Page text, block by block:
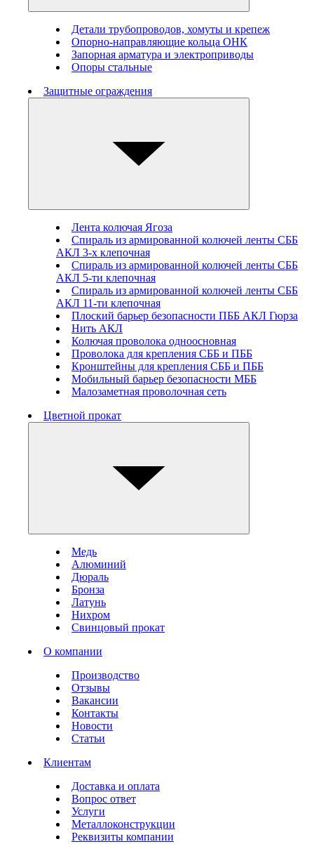
Детали трубопроводов, хомуты и крепеж
Опорно-направляющие кольца ОНК
Запорная арматура и электроприводы
Опоры стальные
Защитные ограждения
Лента колючая Ягоза
Спираль из армированной колючей ленты СББ
АКЛ 3-х клепочная
Спираль из армированной колючей ленты СББ
АКЛ 5-ти клепочная
Спираль из армированной колючей ленты СББ
АКЛ 11-ти клепочная
Плоский барьер безопасности ПББ АКЛ Гюрза
Нить АКЛ
Колючая проволока одноосновная
Проволока для крепления СББ и ПББ
Кронштейны для крепления СББ и ПББ
Мобильный барьер безопасности МББ
Малозаметная проволочная сеть
Цветной прокат
Медь
Алюминий
Дюраль
Бронза
Латунь
Нихром
Свинцовый прокат
О компании
Производство
Отзывы
Вакансии
Контакты
Новости
Статьи
Клиентам
Доставка и оплата
Вопрос ответ
Услуги
Металлоконструкции
Реквизиты компании